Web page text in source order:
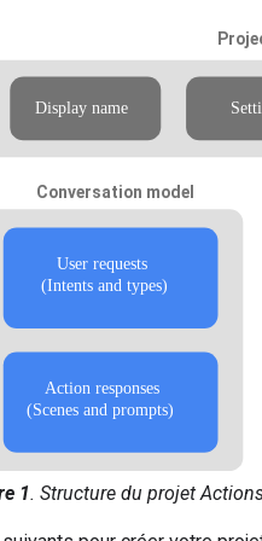
1. Structure du projet